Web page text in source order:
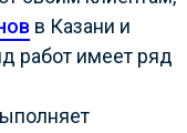
в Казани и
работ имеет ряд